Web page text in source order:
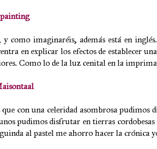
imaginaréis, además está en
en explicar los efectos de establecer
Como lo de la luz cenital en la
con una celeridad asombrosa
pudimos disfrutar en tierras cordobesas
al pastel me ahorro hacer la crónica